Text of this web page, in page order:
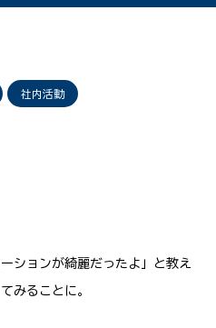
社内活動
ションが綺麗だったよ」と教え
みることに。